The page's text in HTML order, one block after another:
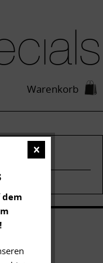
Warenkorb
dem